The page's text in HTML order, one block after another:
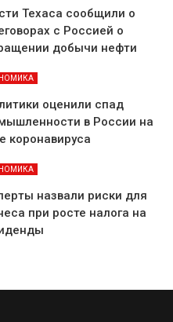
Техаса сообщили о
с Россией о
добычи нефти
оценили спад
в России на
коронавируса
назвали риски для
при росте налога на